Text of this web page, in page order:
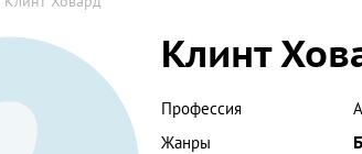
Клинт
Профессия
Жанры